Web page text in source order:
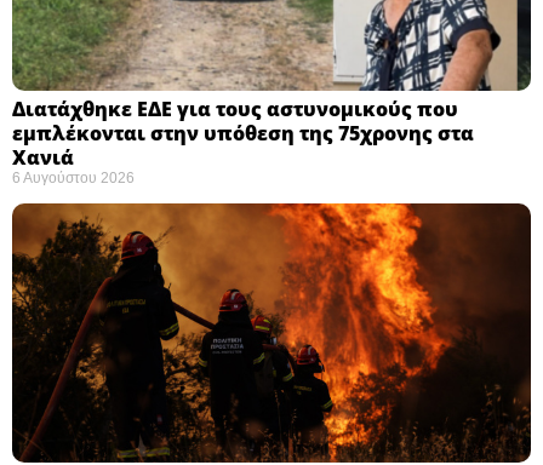
Διατάχθηκε ΕΔΕ για τους αστυνομικούς που
εμπλέκονται στην υπόθεση της 75χρονης στα
Χανιά
6 Αυγούστου 2026